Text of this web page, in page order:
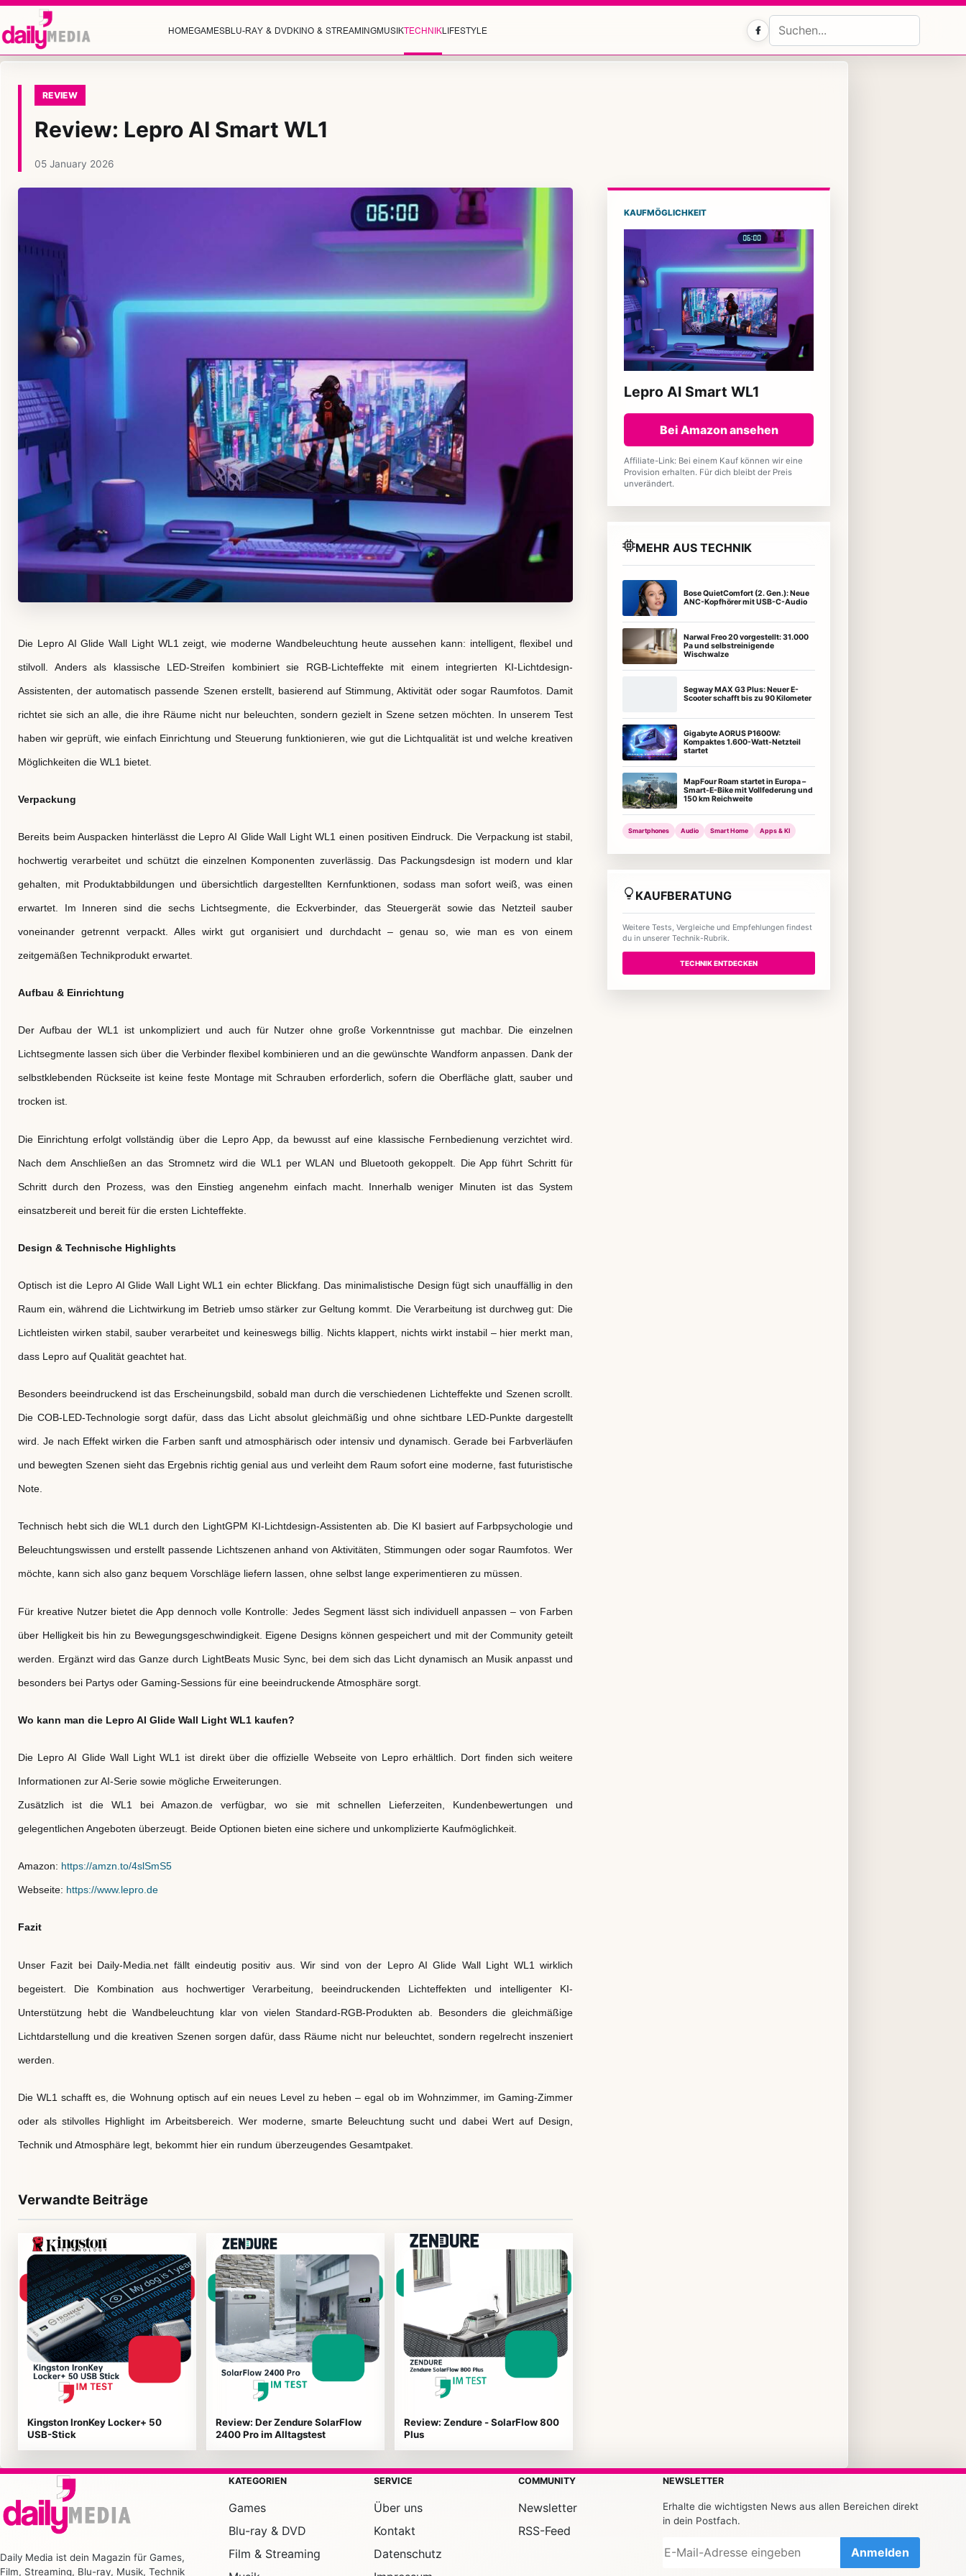
HOMEGAMESBLU-RAY & DVDKINO & STREAMINGMUSIKTECHNIKLIFESTYLE Facebook
REVIEW
Review: Lepro AI Smart WL1
05 January 2026
Die Lepro AI Glide Wall Light WL1 zeigt, wie moderne Wandbeleuchtung heute aussehen kann: intelligent, flexibel und
stilvoll. Anders als klassische LED-Streifen kombiniert sie RGB-Lichteffekte mit einem integrierten KI-Lichtdesign-
Assistenten, der automatisch passende Szenen erstellt, basierend auf Stimmung, Aktivität oder sogar Raumfotos. Damit
richtet sie sich an alle, die ihre Räume nicht nur beleuchten, sondern gezielt in Szene setzen möchten. In unserem Test
haben wir geprüft, wie einfach Einrichtung und Steuerung funktionieren, wie gut die Lichtqualität ist und welche kreativen
Möglichkeiten die WL1 bietet.
Verpackung
Bereits beim Auspacken hinterlässt die Lepro AI Glide Wall Light WL1 einen positiven Eindruck. Die Verpackung ist stabil,
hochwertig verarbeitet und schützt die einzelnen Komponenten zuverlässig. Das Packungsdesign ist modern und klar
gehalten, mit Produktabbildungen und übersichtlich dargestellten Kernfunktionen, sodass man sofort weiß, was einen
erwartet. Im Inneren sind die sechs Lichtsegmente, die Eckverbinder, das Steuergerät sowie das Netzteil sauber
voneinander getrennt verpackt. Alles wirkt gut organisiert und durchdacht – genau so, wie man es von einem
zeitgemäßen Technikprodukt erwartet.
Aufbau & Einrichtung
Der Aufbau der WL1 ist unkompliziert und auch für Nutzer ohne große Vorkenntnisse gut machbar. Die einzelnen
Lichtsegmente lassen sich über die Verbinder flexibel kombinieren und an die gewünschte Wandform anpassen. Dank der
selbstklebenden Rückseite ist keine feste Montage mit Schrauben erforderlich, sofern die Oberfläche glatt, sauber und
trocken ist.
Die Einrichtung erfolgt vollständig über die Lepro App, da bewusst auf eine klassische Fernbedienung verzichtet wird.
Nach dem Anschließen an das Stromnetz wird die WL1 per WLAN und Bluetooth gekoppelt. Die App führt Schritt für
Schritt durch den Prozess, was den Einstieg angenehm einfach macht. Innerhalb weniger Minuten ist das System
einsatzbereit und bereit für die ersten Lichteffekte.
Design & Technische Highlights
Optisch ist die Lepro AI Glide Wall Light WL1 ein echter Blickfang. Das minimalistische Design fügt sich unauffällig in den
Raum ein, während die Lichtwirkung im Betrieb umso stärker zur Geltung kommt. Die Verarbeitung ist durchweg gut: Die
Lichtleisten wirken stabil, sauber verarbeitet und keineswegs billig. Nichts klappert, nichts wirkt instabil – hier merkt man,
dass Lepro auf Qualität geachtet hat.
Besonders beeindruckend ist das Erscheinungsbild, sobald man durch die verschiedenen Lichteffekte und Szenen scrollt.
Die COB-LED-Technologie sorgt dafür, dass das Licht absolut gleichmäßig und ohne sichtbare LED-Punkte dargestellt
wird. Je nach Effekt wirken die Farben sanft und atmosphärisch oder intensiv und dynamisch. Gerade bei Farbverläufen
und bewegten Szenen sieht das Ergebnis richtig genial aus und verleiht dem Raum sofort eine moderne, fast futuristische
Note.
Technisch hebt sich die WL1 durch den LightGPM KI-Lichtdesign-Assistenten ab. Die KI basiert auf Farbpsychologie und
Beleuchtungswissen und erstellt passende Lichtszenen anhand von Aktivitäten, Stimmungen oder sogar Raumfotos. Wer
möchte, kann sich also ganz bequem Vorschläge liefern lassen, ohne selbst lange experimentieren zu müssen.
Für kreative Nutzer bietet die App dennoch volle Kontrolle: Jedes Segment lässt sich individuell anpassen – von Farben
über Helligkeit bis hin zu Bewegungsgeschwindigkeit. Eigene Designs können gespeichert und mit der Community geteilt
werden. Ergänzt wird das Ganze durch LightBeats Music Sync, bei dem sich das Licht dynamisch an Musik anpasst und
besonders bei Partys oder Gaming-Sessions für eine beeindruckende Atmosphäre sorgt.
Wo kann man die Lepro AI Glide Wall Light WL1 kaufen?
Die Lepro AI Glide Wall Light WL1 ist direkt über die offizielle Webseite von Lepro erhältlich. Dort finden sich weitere
Informationen zur AI-Serie sowie mögliche Erweiterungen.
Zusätzlich ist die WL1 bei Amazon.de verfügbar, wo sie mit schnellen Lieferzeiten, Kundenbewertungen und
gelegentlichen Angeboten überzeugt. Beide Optionen bieten eine sichere und unkomplizierte Kaufmöglichkeit.
Amazon: https://amzn.to/4slSmS5
Webseite: https://www.lepro.de
Fazit
Unser Fazit bei Daily-Media.net fällt eindeutig positiv aus. Wir sind von der Lepro AI Glide Wall Light WL1 wirklich
begeistert. Die Kombination aus hochwertiger Verarbeitung, beeindruckenden Lichteffekten und intelligenter KI-
Unterstützung hebt die Wandbeleuchtung klar von vielen Standard-RGB-Produkten ab. Besonders die gleichmäßige
Lichtdarstellung und die kreativen Szenen sorgen dafür, dass Räume nicht nur beleuchtet, sondern regelrecht inszeniert
werden.
Die WL1 schafft es, die Wohnung optisch auf ein neues Level zu heben – egal ob im Wohnzimmer, im Gaming-Zimmer
oder als stilvolles Highlight im Arbeitsbereich. Wer moderne, smarte Beleuchtung sucht und dabei Wert auf Design,
Technik und Atmosphäre legt, bekommt hier ein rundum überzeugendes Gesamtpaket.
Verwandte Beiträge
Kingston IronKey Locker+ 50
USB-Stick
Review: Der Zendure SolarFlow
2400 Pro im Alltagstest
Review: Zendure - SolarFlow 800
Plus
KAUFMÖGLICHKEIT
Lepro AI Smart WL1
Bei Amazon ansehen
Affiliate-Link: Bei einem Kauf können wir eine
Provision erhalten. Für dich bleibt der Preis
unverändert.
MEHR AUS TECHNIK
Bose QuietComfort (2. Gen.): Neue
ANC-Kopfhörer mit USB-C-Audio
Narwal Freo 20 vorgestellt: 31.000
Pa und selbstreinigende
Wischwalze
Segway MAX G3 Plus: Neuer E-
Scooter schafft bis zu 90 Kilometer
Gigabyte AORUS P1600W:
Kompaktes 1.600-Watt-Netzteil
startet
MapFour Roam startet in Europa –
Smart-E-Bike mit Vollfederung und
150 km Reichweite
Smartphones Audio Smart Home Apps & KI
KAUFBERATUNG
Weitere Tests, Vergleiche und Empfehlungen findest
du in unserer Technik-Rubrik.
TECHNIK ENTDECKEN
Daily Media ist dein Magazin für Games,
Film, Streaming, Blu-ray, Musik, Technik
KATEGORIEN
Games
Blu-ray & DVD
Film & Streaming
SERVICE
Über uns
Kontakt
Datenschutz
COMMUNITY
Newsletter
RSS-Feed
NEWSLETTER
Erhalte die wichtigsten News aus allen Bereichen direkt
in dein Postfach.
Anmelden